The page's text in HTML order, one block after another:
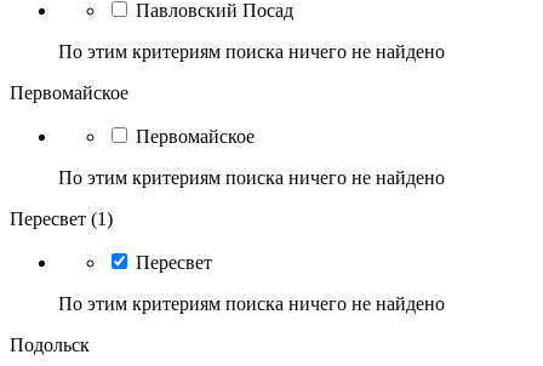
Павловский Посад
По этим критериям поиска ничего не найдено
Первомайское
Первомайское
По этим критериям поиска ничего не найдено
Пересвет (1)
Пересвет
По этим критериям поиска ничего не найдено
Подольск